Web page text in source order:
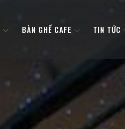
BÀN GHẾ CAFE TIN TỨC